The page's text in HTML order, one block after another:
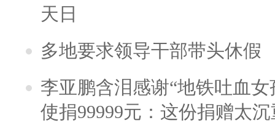
天日
多地要求领导干部带头休假
李亚鹏含泪感谢“地铁吐血
使捐99999元：这份捐赠太